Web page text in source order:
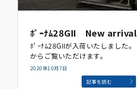
ﾎﾟｰﾅﾑ28GⅡ New arrival
ﾎﾟｰﾅﾑ28GⅡが入荷いたしました。 ☆詳細はこちら
からご覧いただけます。
2020年10月7日
記事を読む